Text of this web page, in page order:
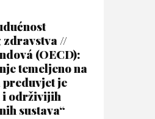
//
(OECD):
temeljeno na
je
održivijih
sustava“